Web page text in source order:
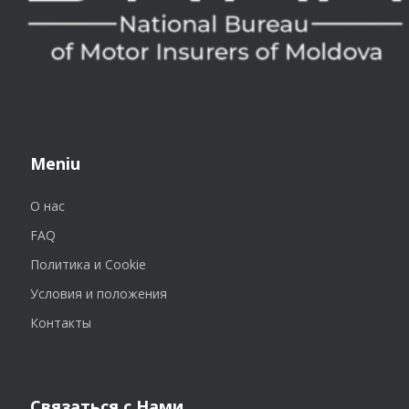
Meniu
О нас
FAQ
Политика и Cookie
Условия и положения
Контакты